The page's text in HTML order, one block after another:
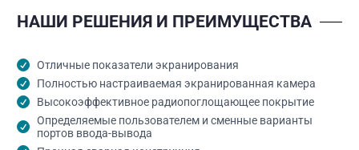
НАШИ РЕШЕНИЯ И ПРЕИМУЩЕСТВА
Отличные показатели экранирования
Полностью настраиваемая экранированная камера
Высокоэффективное радиопоглощающее покрытие
Определяемые пользователем и сменные варианты
портов ввода-вывода